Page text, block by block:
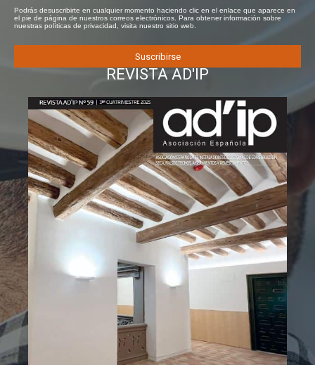
Podrás desuscribirte en cualquier momento haciendo clic en el enlace que aparece en
el pie de página de nuestros correos electrónicos. Para obtener información sobre
nuestras políticas de privacidad, visita nuestro sitio web.
REVISTA AD'IP